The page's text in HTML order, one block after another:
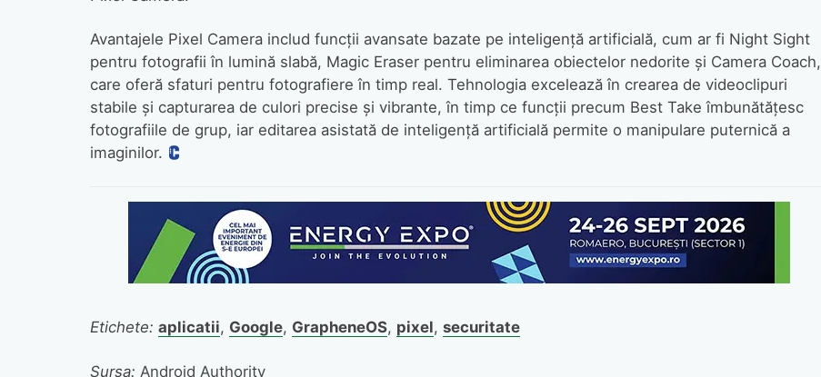
Avantajele Pixel Camera includ funcții avansate bazate pe inteligență artificială, cum ar fi Night Sight
pentru fotografii în lumină slabă, Magic Eraser pentru eliminarea obiectelor nedorite și Camera Coach,
care oferă sfaturi pentru fotografiere în timp real. Tehnologia excelează în crearea de videoclipuri
stabile și capturarea de culori precise și vibrante, în timp ce funcții precum Best Take îmbunătățesc
fotografiile de grup, iar editarea asistată de inteligență artificială permite o manipulare puternică a
imaginilor.
Etichete: aplicatii, Google, GrapheneOS, pixel, securitate
Sursa: Android Authority